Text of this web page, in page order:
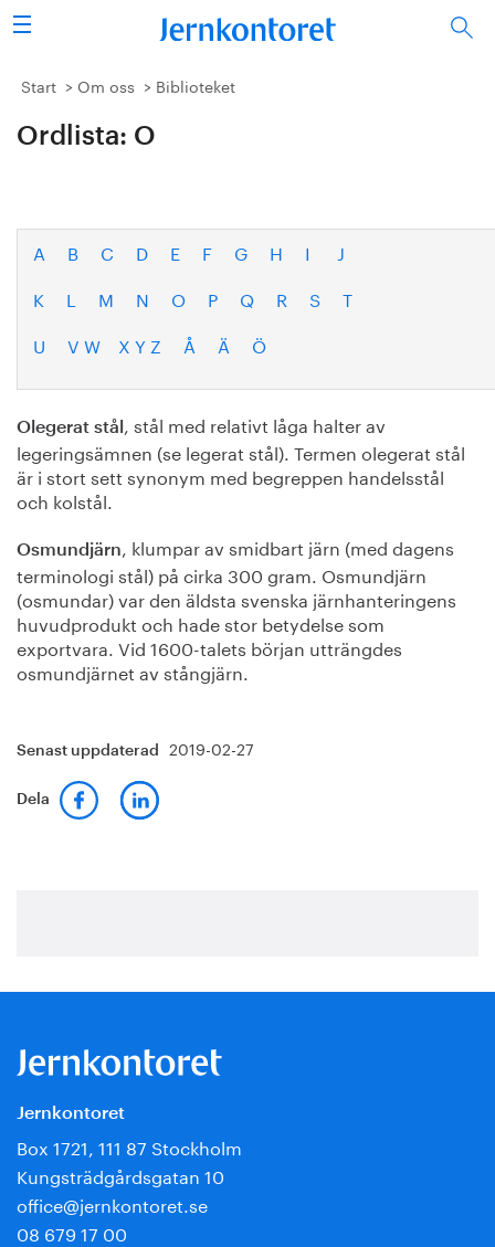
Sök
Stålindustrin
Vision 2050
Energi/miljö
Vi tycker
Publicerat
Bildbank
Om oss
Start Om oss Biblioteket
Ordlista: O
A B C D E F G H I
J
K
L M N O P Q R S
T
U
V W X Y Z Å Ä Ö
Olegerat stål , stål med relativt låga halter av
legeringsämnen (se legerat stål). Termen olegerat stål
är i stort sett synonym med begreppen handelsstål
och kolstål.
Osmundjärn, klumpar av smidbart järn (med dagens
terminologi stål) på cirka 300 gram. Osmundjärn
(osmundar) var den äldsta svenska järnhanteringens
huvudprodukt och hade stor betydelse som
exportvara. Vid 1600-talets början utträngdes
osmundjärnet av stångjärn.
Senast uppdaterad 2019-02-27
Dela
Jernkontoret
Box 1721, 111 87 Stockholm
Kungsträdgårdsgatan 10
office@jernkontoret.se
08 679 17 00